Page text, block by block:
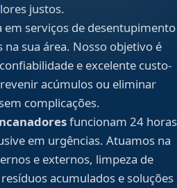
justos.
serviços de desentupimento
sua área. Nosso objetivo é
e excelente custo-
acúmulos ou eliminar
complicações.
funcionam 24 horas
em urgências. Atuamos na
e externos, limpeza de
acumulados e soluções